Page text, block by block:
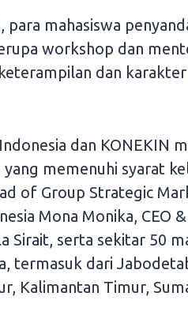
para mahasiswa
workshop dan
dan
dan KONEKIN
yang memenuhi syarat
of Group Strategic
Mona Monika, CEO
Sirait, serta sekitar 50
termasuk dari
Kalimantan Timur,